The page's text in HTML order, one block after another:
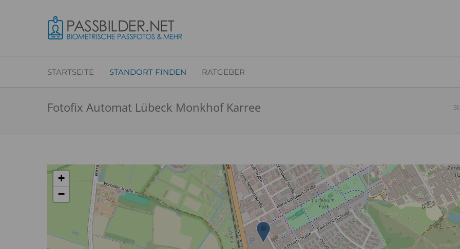
STARTSEITE STANDORT FINDEN RATGEBER
Fotofix Automat Lübeck Monkhof Karree
+
−